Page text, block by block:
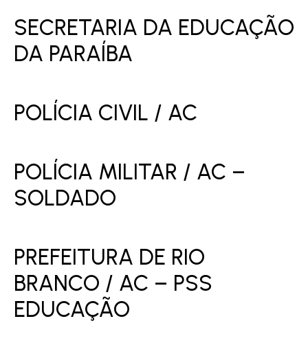
SECRETARIA DA EDUCAÇÃO
DA PARAÍBA
POLÍCIA CIVIL / AC
POLÍCIA MILITAR / AC –
SOLDADO
PREFEITURA DE RIO
BRANCO / AC – PSS
EDUCAÇÃO